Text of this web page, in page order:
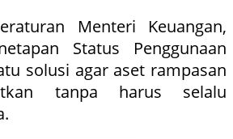
Menteri Keuangan,
Status Penggunaan
solusi agar aset rampasan
tanpa harus selalu